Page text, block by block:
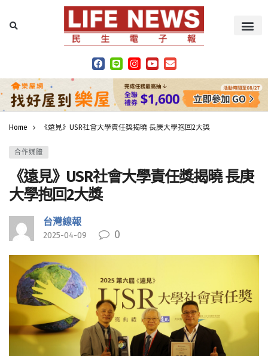
Home 《遠見》USR社會大學責任獎揭曉 長庚大學抱回2大獎
合作媒體
《遠見》USR社會大學責任獎揭曉 長庚
大學抱回2大獎
台灣線報
2025-04-09 0